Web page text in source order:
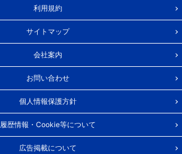
利用規約
サイトマップ
会社案内
お問い合わせ
個人情報保護方針
履歴情報・Cookie等について
広告掲載について